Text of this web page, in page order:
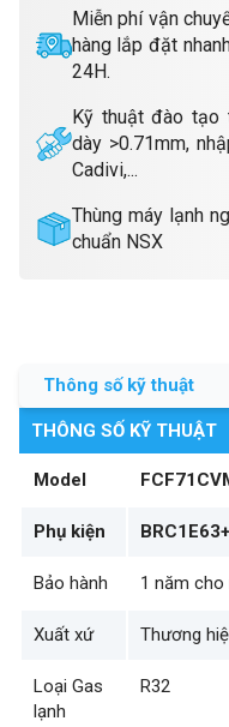
Miễn phí vận
hàng lắp đặt
24H.
Kỹ thuật đào
dày >0.71mm,
Cadivi,...
Thùng máy lạnh
chuẩn NSX
Thông số kỹ thuật
THÔNG SỐ KỸ THUẬT
Model
Phụ kiện
Bảo hành 1 năm cho
Xuất xứ Thương
Loại Gas
lạnh
R32